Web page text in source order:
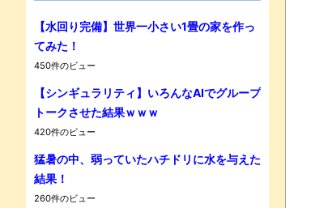
【水回り完備】世界一小さい1畳の家を作っ
てみた！
450件のビュー
【シンギュラリティ】いろんなAIでグループ
トークさせた結果ｗｗｗ
420件のビュー
猛暑の中、弱っていたハチドリに水を与えた
結果！
260件のビュー